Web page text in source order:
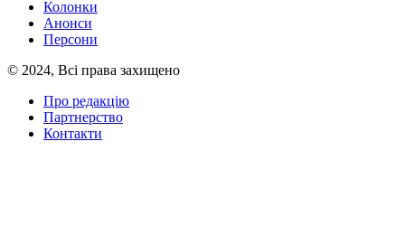
Колонки
Анонси
Персони
© 2024, Всі права захищено
Про редакцію
Партнерство
Контакти